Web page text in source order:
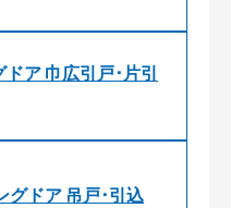
ア 巾広引戸･片引
ドア 吊戸･引込